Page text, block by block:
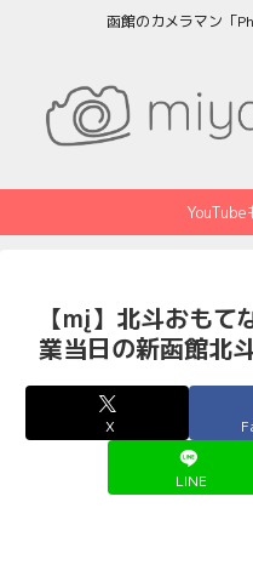
函館のカメラマン「
【mį】北斗おも
業当日の新函館北
X
LINE